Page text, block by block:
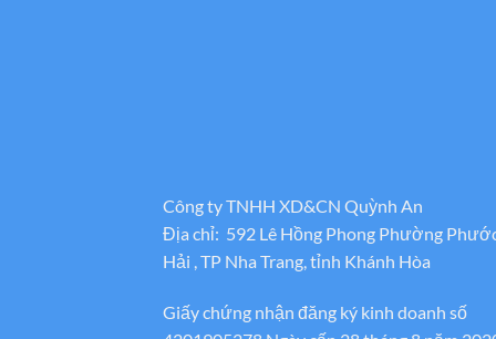
Công ty TNHH XD&CN Quỳnh An
Địa chỉ: 592 Lê Hồng Phong Phường
Hải , TP Nha Trang, tỉnh Khánh Hòa
Giấy chứng nhận đăng ký kinh doanh số